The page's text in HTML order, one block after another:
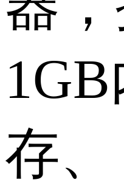
1GB
存、